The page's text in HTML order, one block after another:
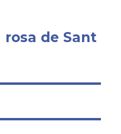
rosa de Sant